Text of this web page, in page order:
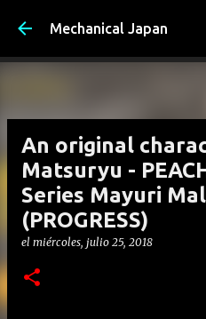
Ir al
Mechanical Japan
An original
Matsuryu -
Series Mayuri
(PROGRESS)
el miércoles, julio 25, 2018